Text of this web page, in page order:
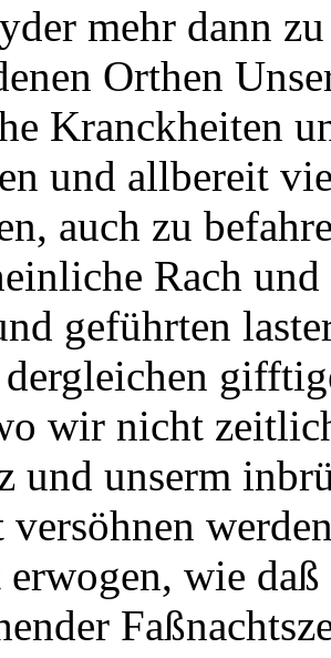
mehr dann
Orthen
Kranckheiten
und allbereit
auch zu
Rach
geführten
wir nicht
und unserm
erwogen, wie